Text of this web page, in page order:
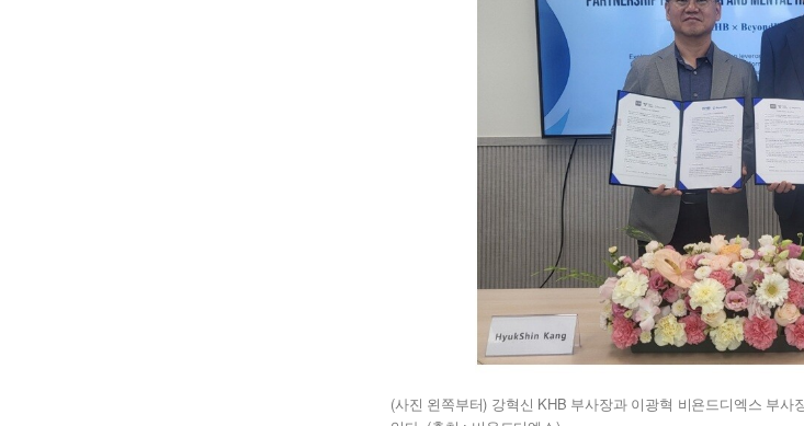
(사진 왼쪽부터) 강혁신 KHB 부사장과 이광혁 비욘드디엑스 부사